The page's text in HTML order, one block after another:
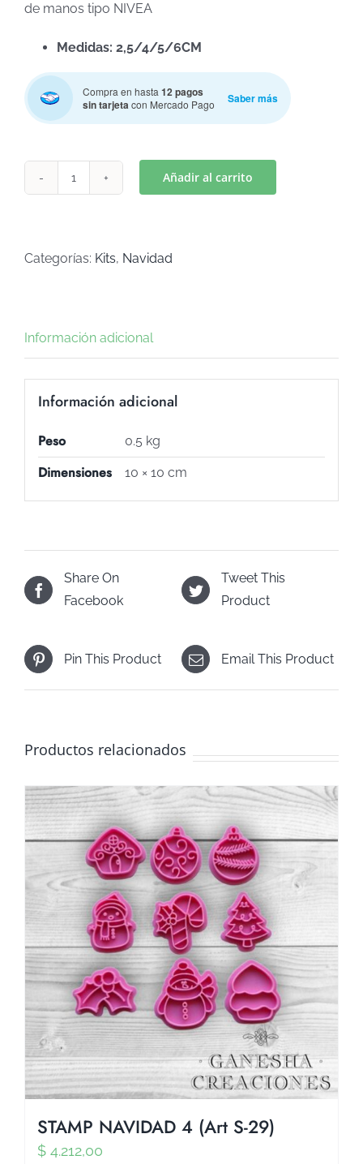
de manos tipo NIVEA
Medidas: 2,5/4/5/6CM
Compra en hasta 12 pagos
sin tarjetacon Mercado Pago Saber más
103)
Añadir al carrito
Categorías: Kits, Navidad
Información adicional
Información adicional
Peso 0.5 kg
Dimensiones 10 × 10 cm
Share On
Facebook
Tweet This
Product
Pin This Product Email This Product
Productos relacionados
STAMP NAVIDAD 4 (Art S-29)
$ 4.212,00